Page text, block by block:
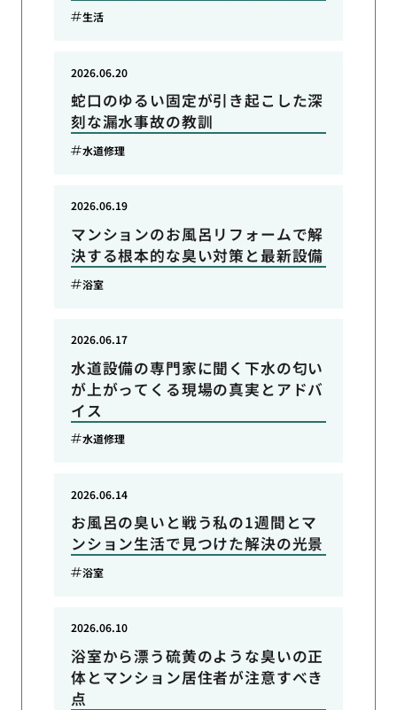
生活
蛇口のゆるい固定が引き起こした深
刻な漏水事故の教訓
2026.06.20
水道修理
マンションのお風呂リフォームで解
決する根本的な臭い対策と最新設備
2026.06.19
浴室
水道設備の専門家に聞く下水の匂い
が上がってくる現場の真実とアドバ
イス
2026.06.17
水道修理
お風呂の臭いと戦う私の1週間とマ
ンション生活で見つけた解決の光景
2026.06.14
浴室
浴室から漂う硫黄のような臭いの正
体とマンション居住者が注意すべき
点
2026.06.10